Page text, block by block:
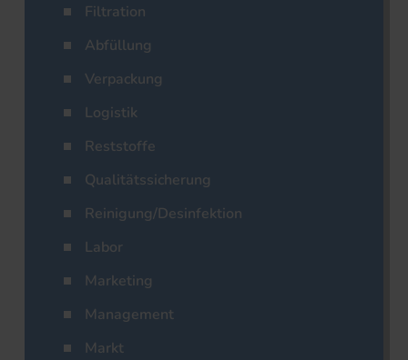
Filtration
Abfüllung
Verpackung
Logistik
Reststoffe
Qualitätssicherung
Reinigung/Desinfektion
Labor
Marketing
Management
Markt